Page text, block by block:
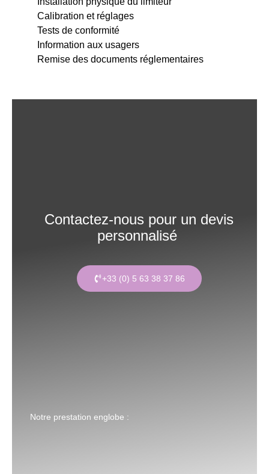
Calibration et réglages
Tests de conformité
Information aux usagers
Remise des documents réglementaires
Contactez-nous pour un devis
personnalisé
+33 (0) 5 63 38 37 86
Notre prestation englobe :